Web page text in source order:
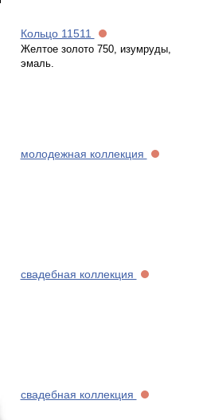
Кольцо 11511
Желтое золото 750, изумруды,
эмаль.
молодежная коллекция
свадебная коллекция
свадебная коллекция